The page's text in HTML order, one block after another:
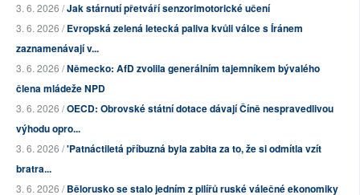
3. 6. 2026 /Jak stárnutí přetváří senzorimotorické učení
3. 6. 2026 /Evropská zelená letecká paliva kvůli válce s Íránem
zaznamenávají v...
3. 6. 2026 /Německo: AfD zvolila generálním tajemníkem bývalého
člena mládeže NPD
3. 6. 2026 /OECD: Obrovské státní dotace dávají Číně nespravedlivou
výhodu opro...
3. 6. 2026 /'Patnáctiletá příbuzná byla zabita za to, že si odmítla vzít
bratra...
3. 6. 2026 /Bělorusko se stalo jedním z pilířů ruské válečné ekonomiky